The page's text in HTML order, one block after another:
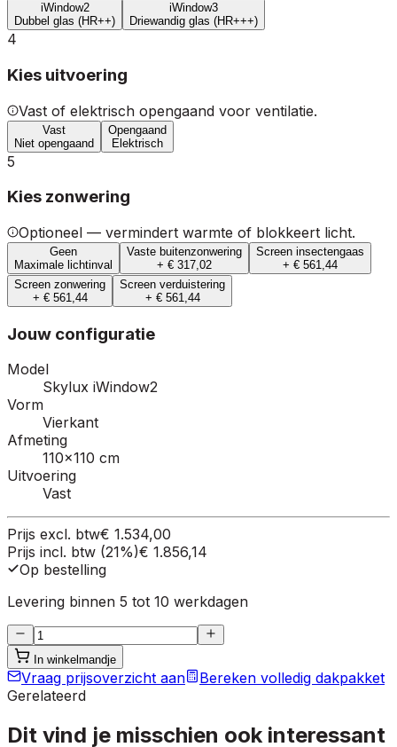
iWindow2
Dubbel glas (HR++)
iWindow3
Driewandig glas (HR+++)
4
Kies uitvoering
Vast of elektrisch opengaand voor ventilatie.
Vast
Niet opengaand
Opengaand
Elektrisch
5
Kies zonwering
Optioneel — vermindert warmte of blokkeert licht.
Geen
Maximale lichtinval
Vaste buitenzonwering
+ € 317,02
Screen insectengaas
+ € 561,44
Screen zonwering
+ € 561,44
Screen verduistering
+ € 561,44
Jouw configuratie
Model
Skylux iWindow2
Vorm
Vierkant
Afmeting
110×110 cm
Uitvoering
Vast
Prijs excl. btw€ 1.534,00
Prijs incl. btw (21%)€ 1.856,14
Op bestelling
Levering binnen 5 tot 10 werkdagen
In winkelmandje
Vraag prijsoverzicht aan
Bereken volledig dakpakket
Gerelateerd
Dit vind je misschien ook interessant